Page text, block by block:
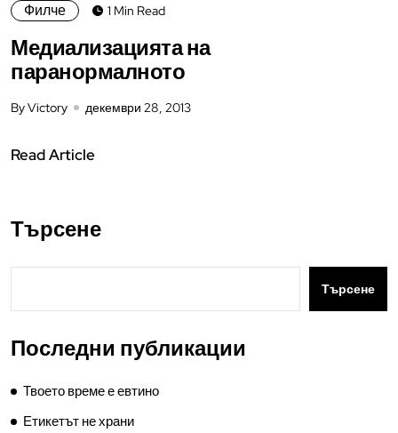
Филче 1 Min Read
Медиализацията на
паранормалното
By Victory декември 28, 2013
Read Article
Търсене
Търсене
Последни публикации
Твоето време е евтино
Етикетът не храни